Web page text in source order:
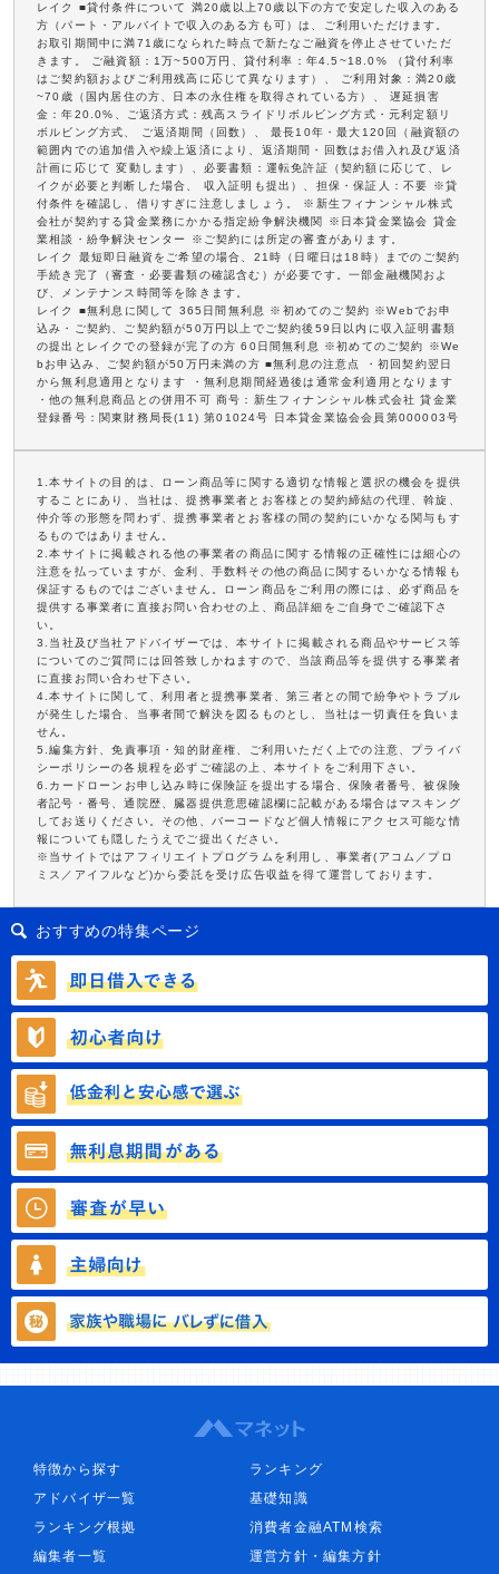
レイク ■貸付条件について 満20歳以上70歳以下の方で安定した収入のある
方（パート・アルバイトで収入のある方も可）は、ご利用いただけます。
お取引期間中に満71歳になられた時点で新たなご融資を停止させていただ
きます。 ご融資額：1万~500万円、貸付利率：年4.5~18.0% （貸付利率
はご契約額およびご利用残高に応じて異なります）、 ご利用対象：満20歳
~70歳（国内居住の方、日本の永住権を取得されている方）、 遅延損害
金：年20.0%、ご返済方式：残高スライドリボルビング方式・元利定額リ
ボルビング方式、 ご返済期間（回数）、 最長10年・最大120回（融資額の
範囲内での追加借入や繰上返済により、返済期間・回数はお借入れ及び返済
計画に応じて 変動します）、必要書類：運転免許証（契約額に応じて、レ
イクが必要と判断した場合、 収入証明も提出）、担保・保証人：不要 ※貸
付条件を確認し、借りすぎに注意しましょう。 ※新生フィナンシャル株式
会社が契約する貸金業務にかかる指定紛争解決機関 ※日本貸金業協会 貸金
業相談・紛争解決センター ※ご契約には所定の審査があります。
レイク 最短即日融資をご希望の場合、21時（日曜日は18時）までのご契約
手続き完了（審査・必要書類の確認含む）が必要です。一部金融機関およ
び、メンテナンス時間等を除きます。
レイク ■無利息に関して 365日間無利息 ※初めてのご契約 ※Webでお申
込み・ご契約、ご契約額が50万円以上でご契約後59日以内に収入証明書類
の提出とレイクでの登録が完了の方 60日間無利息 ※初めてのご契約 ※We
bお申込み、ご契約額が50万円未満の方 ■無利息の注意点 ・初回契約翌日
から無利息適用となります ・無利息期間経過後は通常金利適用となります
・他の無利息商品との併用不可 商号：新生フィナンシャル株式会社 貸金業
登録番号：関東財務局長(11) 第01024号 日本貸金業協会会員第000003号
1.本サイトの目的は、ローン商品等に関する適切な情報と選択の機会を提供
することにあり、当社は、提携事業者とお客様との契約締結の代理、斡旋、
仲介等の形態を問わず、提携事業者とお客様の間の契約にいかなる関与もす
るものではありません。
2.本サイトに掲載される他の事業者の商品に関する情報の正確性には細心の
注意を払っていますが、金利、手数料その他の商品に関するいかなる情報も
保証するものではございません。ローン商品をご利用の際には、必ず商品を
提供する事業者に直接お問い合わせの上、商品詳細をご自身でご確認下さ
い。
3.当社及び当社アドバイザーでは、本サイトに掲載される商品やサービス等
についてのご質問には回答致しかねますので、当該商品等を提供する事業者
に直接お問い合わせ下さい。
4.本サイトに関して、利用者と提携事業者、第三者との間で紛争やトラブル
が発生した場合、当事者間で解決を図るものとし、当社は一切責任を負いま
せん。
5.編集方針、免責事項・知的財産権、ご利用いただく上での注意、プライバ
シーポリシーの各規程を必ずご確認の上、本サイトをご利用下さい。
6.カードローンお申し込み時に保険証を提出する場合、保険者番号、被保険
者記号・番号、通院歴、臓器提供意思確認欄に記載がある場合はマスキング
してお送りください。その他、バーコードなど個人情報にアクセス可能な情
報についても隠したうえでご提出ください。
※当サイトではアフィリエイトプログラムを利用し、事業者(アコム／プロ
ミス／アイフルなど)から委託を受け広告収益を得て運営しております。
おすすめの特集ページ
特徴から探す
ランキング
アドバイザ一覧
基礎知識
ランキング根拠
消費者金融ATM検索
編集者一覧
運営方針・編集方針